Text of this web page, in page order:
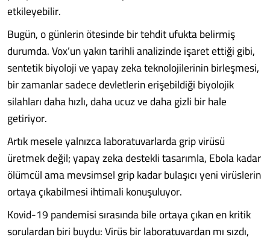
etkileyebilir.
Bugün, o günlerin ötesinde bir tehdit ufukta belirmiş
durumda. Vox’un yakın tarihli analizinde işaret ettiği gibi,
sentetik biyoloji ve yapay zeka teknolojilerinin birleşmesi,
bir zamanlar sadece devletlerin erişebildiği biyolojik
silahları daha hızlı, daha ucuz ve daha gizli bir hale
getiriyor.
Artık mesele yalnızca laboratuvarlarda grip virüsü
üretmek değil; yapay zeka destekli tasarımla, Ebola kadar
ölümcül ama mevsimsel grip kadar bulaşıcı yeni virüslerin
ortaya çıkabilmesi ihtimali konuşuluyor.
Kovid-19 pandemisi sırasında bile ortaya çıkan en kritik
sorulardan biri buydu: Virüs bir laboratuvardan mı sızdı,